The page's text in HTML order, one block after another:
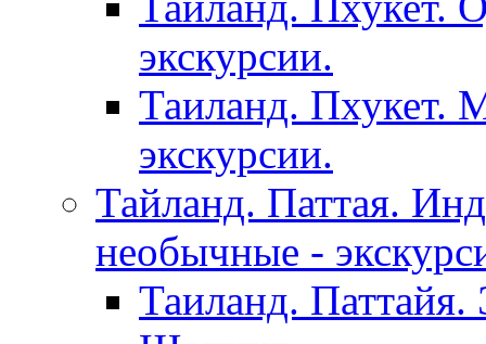
экскурсии.
Таиланд. Пхукет.
экскурсии.
Тайланд. Паттая.
необычные -
Таиланд. Паттайя.